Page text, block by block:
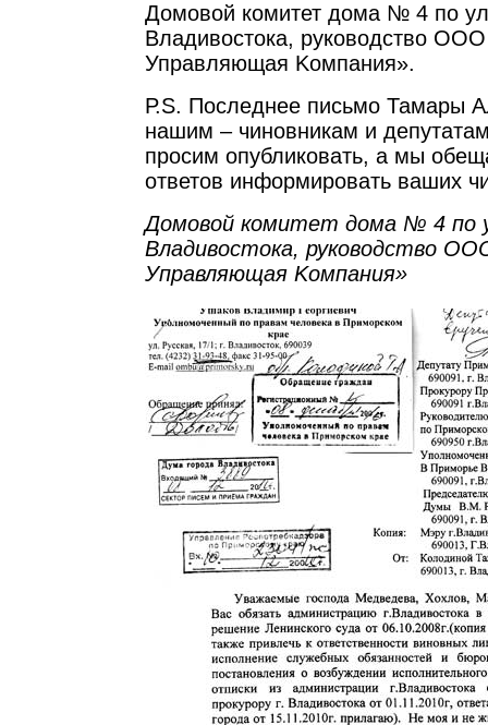
Домовой комитет дома № 4 по
Владивостока, руководство
Управляющая Kомпания».
Р.S. Последнее письмо Тамары
нашим – чиновникам и
просим опубликовать, а мы
ответов информировать ваших
Домовой комитет дома № 4 по
Владивостока, руководство
Управляющая Kомпания»